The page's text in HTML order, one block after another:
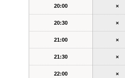
20:00 ×
20:30 ×
21:00 ×
21:30 ×
22:00 ×